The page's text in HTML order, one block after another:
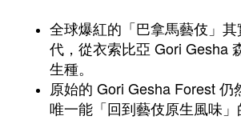
全球爆紅的「巴拿馬藝伎」
代，從衣索比亞 Gori Gesha
生種。
原始的 Gori Gesha Forest 仍
唯一能「回到藝伎原生風味」